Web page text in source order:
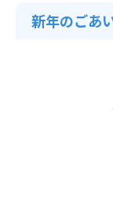
新年のごあ